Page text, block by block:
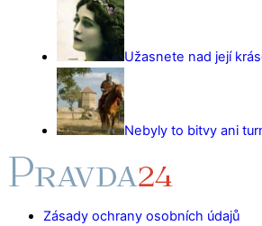
Užasnete nad její
Nebyly to bitvy ani
Zásady ochrany osobních údajů